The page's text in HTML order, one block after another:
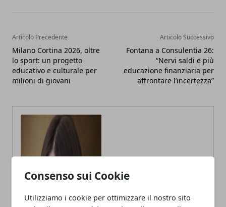
Consenso sui Cookie
Utilizziamo i cookie per ottimizzare il nostro sito
Articolo Precedente
Milano Cortina 2026, oltre
lo sport: un progetto
educativo e culturale per
milioni di giovani
Articolo Successivo
Fontana a Consulentia 26:
“Nervi saldi e più
educazione finanziaria per
affrontare l’incertezza”